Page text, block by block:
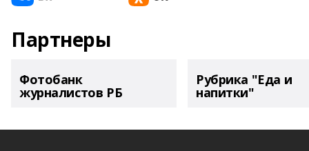
Партнеры
Фотобанк
журналистов РБ
Рубрика "Еда и
напитки"